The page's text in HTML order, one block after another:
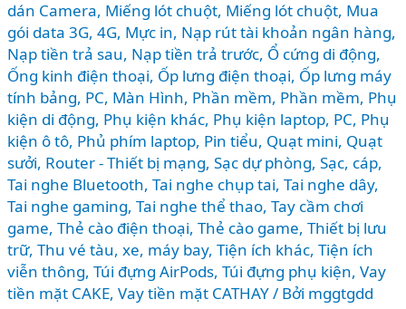
dán Camera, Miếng lót chuột, Miếng lót chuột, Mua
gói data 3G, 4G, Mực in, Nạp rút tài khoản ngân hàng,
Nạp tiền trả sau, Nạp tiền trả trước, Ổ cứng di động,
Ống kinh điện thoại, Ốp lưng điện thoại, Ốp lưng máy
tính bảng, PC, Màn Hình, Phần mềm, Phần mềm, Phụ
kiện di động, Phụ kiện khác, Phụ kiện laptop, PC, Phụ
kiện ô tô, Phủ phím laptop, Pin tiểu, Quạt mini, Quạt
sưởi, Router - Thiết bị mạng, Sạc dự phòng, Sạc, cáp,
Tai nghe Bluetooth, Tai nghe chụp tai, Tai nghe dây,
Tai nghe gaming, Tai nghe thể thao, Tay cầm chơi
game, Thẻ cào điện thoại, Thẻ cào game, Thiết bị lưu
trữ, Thu vé tàu, xe, máy bay, Tiện ích khác, Tiện ích
viễn thông, Túi đựng AirPods, Túi đựng phụ kiện, Vay
tiền mặt CAKE, Vay tiền mặt CATHAY/ Bởi mggtgdd